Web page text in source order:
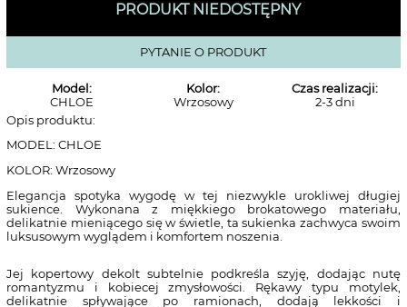
PRODUKT NIEDOSTĘPNY
PYTANIE O PRODUKT
Model:
CHLOE
Kolor:
Wrzosowy
Czas realizacji:
2-3 dni
Opis produktu:
MODEL: CHLOE
KOLOR: Wrzosowy
Elegancja spotyka wygodę w tej niezwykle urokliwej długiej
sukience. Wykonana z miękkiego brokatowego materiału,
delikatnie mieniącego się w świetle, ta sukienka zachwyca swoim
luksusowym wyglądem i komfortem noszenia.
Jej kopertowy dekolt subtelnie podkreśla szyję, dodając nutę
romantyzmu i kobiecej zmysłowości. Rękawy typu motylek,
delikatnie spływające po ramionach, dodają lekkości i